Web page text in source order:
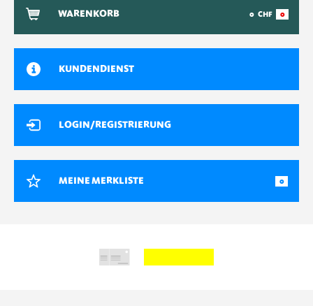
WARENKORB 0 CHF 0
KUNDENDIENST
LOGIN/REGISTRIERUNG
MEINE MERKLISTE 0